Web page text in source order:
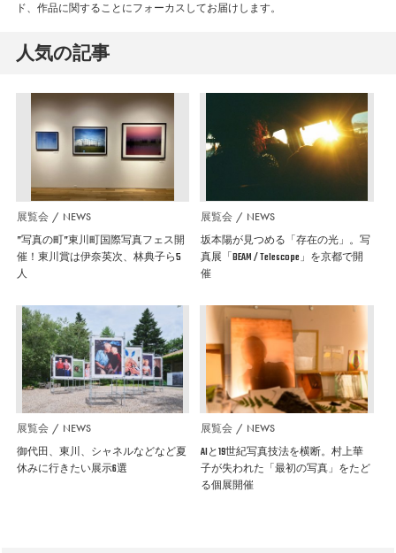
ド、作品に関することにフォーカスしてお届けします。
人気の記事
展覧会 NEWS
”写真の町”東川町国際写真フェス開
催！東川賞は伊奈英次、林典子ら5
人
展覧会 NEWS
坂本陽が見つめる「存在の光」。写
真展「BEAM / Telescope」を京都で開
催
展覧会 NEWS
御代田、東川、シャネルなどなど夏
休みに行きたい展示6選
展覧会 NEWS
AIと19世紀写真技法を横断。村上華
子が失われた「最初の写真」をたど
る個展開催